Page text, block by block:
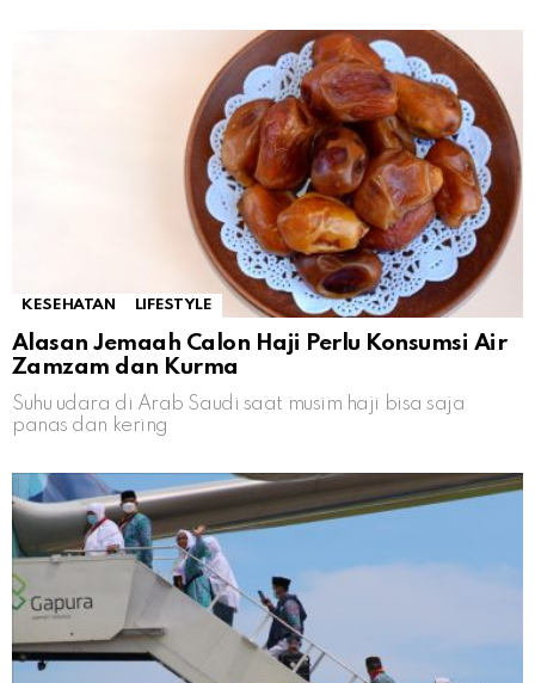
KESEHATAN LIFESTYLE
Alasan Jemaah Calon Haji Perlu Konsumsi Air
Zamzam dan Kurma
Suhu udara di Arab Saudi saat musim haji bisa saja
panas dan kering